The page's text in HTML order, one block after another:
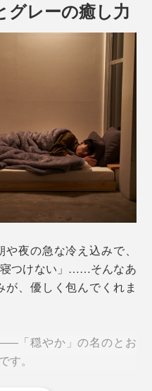
グレーの癒し力
夜の急な冷え込みで、
寝つけない」……そんなあ
、優しく包んでくれま
「穏やか」の名のとお
す。